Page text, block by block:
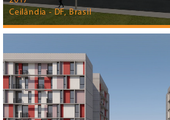
Ceilândia - DF, Brasil